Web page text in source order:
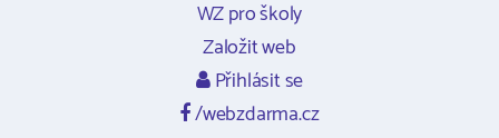
WZ pro školy
Založit web
Přihlásit se
/webzdarma.cz